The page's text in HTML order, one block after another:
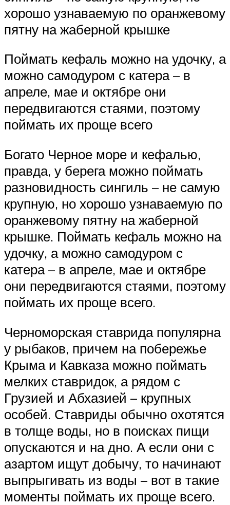
хорошо узнаваемую по оранжевому
пятну на жаберной крышке
Поймать кефаль можно на удочку, а
можно самодуром с катера – в
апреле, мае и октябре они
передвигаются стаями, поэтому
поймать их проще всего
Богато Черное море и кефалью,
правда, у берега можно поймать
разновидность сингиль – не самую
крупную, но хорошо узнаваемую по
оранжевому пятну на жаберной
крышке. Поймать кефаль можно на
удочку, а можно самодуром с
катера – в апреле, мае и октябре
они передвигаются стаями, поэтому
поймать их проще всего.
Черноморская ставрида популярна
у рыбаков, причем на побережье
Крыма и Кавказа можно поймать
мелких ставридок, а рядом с
Грузией и Абхазией – крупных
особей. Ставриды обычно охотятся
в толще воды, но в поисках пищи
опускаются и на дно. А если они с
азартом ищут добычу, то начинают
выпрыгивать из воды – вот в такие
моменты поймать их проще всего.